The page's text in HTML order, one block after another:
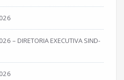
– DIRETORIA EXECUTIVA SIND-